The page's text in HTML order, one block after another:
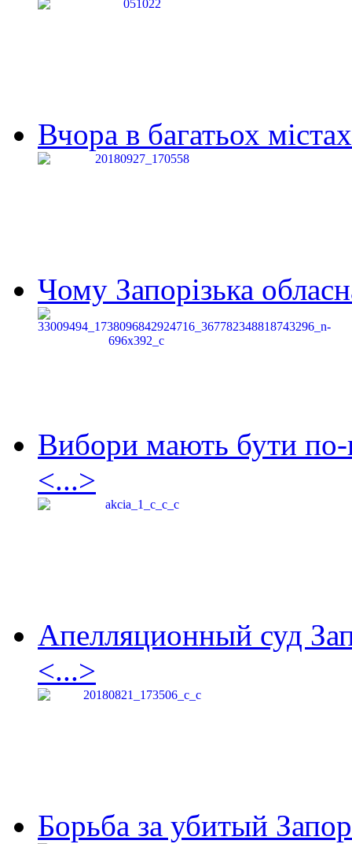
Вчора в багатьох
Чому Запорізька
Вибори мають бути по-
<...>
Апелляционный суд
<...>
Борьба за убитый